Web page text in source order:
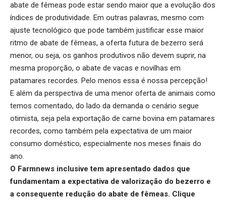
abate de fêmeas pode estar sendo maior que a evolução dos
índices de produtividade. Em outras palavras, mesmo com
ajuste tecnológico que pode também justificar esse maior
ritmo de abate de fêmeas, a oferta futura de bezerro será
menor, ou seja, os ganhos produtivos não devem suprir, na
mesma proporção, o abate de vacas e novilhas em
patamares recordes. Pelo menos essa é nossa percepção!
E além da perspectiva de uma menor oferta de animais como
temos comentado, do lado da demanda o cenário segue
otimista, seja pela exportação de carne bovina em patamares
recordes, como também pela expectativa de um maior
consumo doméstico, especialmente nos meses finais do
ano.
O Farmnews inclusive tem apresentado dados que
fundamentam a expectativa de valorização do bezerro e
a consequente redução do abate de fêmeas. Clique